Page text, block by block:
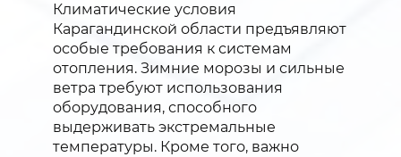
Климатические условия
Карагандинской области предъявляют
особые требования к системам
отопления. Зимние морозы и сильные
ветра требуют использования
оборудования, способного
выдерживать экстремальные
температуры. Кроме того, важно